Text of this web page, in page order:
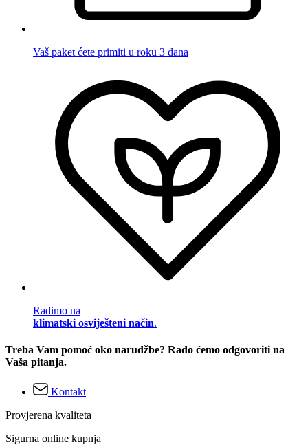
Vaš paket ćete primiti u roku 3 dana
Radimo na
klimatski osviješteni način.
Treba Vam pomoć oko narudžbe? Rado ćemo odgovoriti na
Vaša pitanja.
Kontakt
Provjerena kvaliteta
Sigurna online kupnja